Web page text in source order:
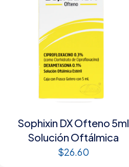
Sophixin DX Ofteno 5ml
Solución Oftálmica
$26.60